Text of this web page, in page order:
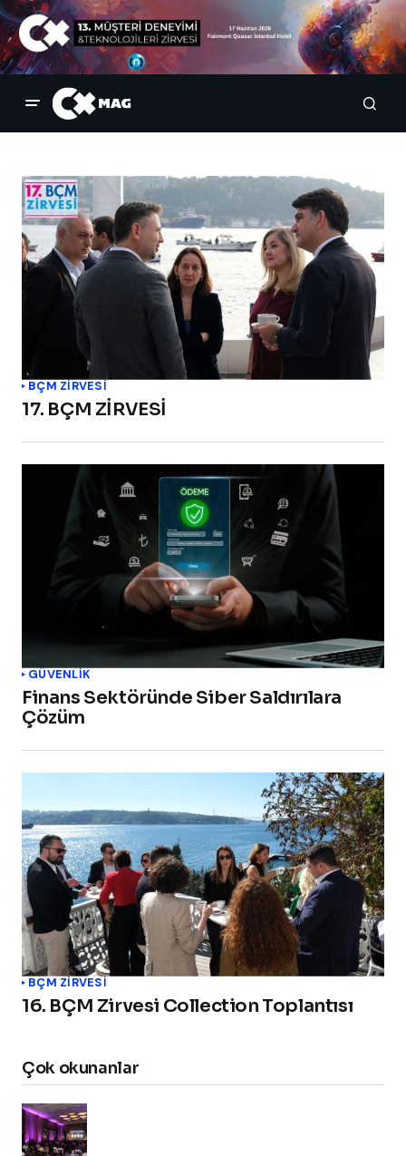
BÇM ZİRVESİ
17. BÇM ZİRVESİ
GÜVENLIK
Finans Sektöründe Siber Saldırılara
Çözüm
BÇM ZİRVESİ
16. BÇM Zirvesi Collection Toplantısı
Çok okunanlar